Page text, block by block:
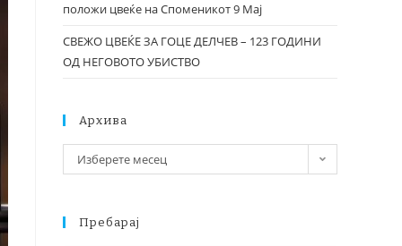
положи цвеќе на Споменикот 9 Мај
СВЕЖО ЦВЕЌЕ ЗА ГОЦЕ ДЕЛЧЕВ – 123 ГОДИНИ
ОД НЕГОВОТО УБИСТВО
Архива
Изберете месец
Пребарај